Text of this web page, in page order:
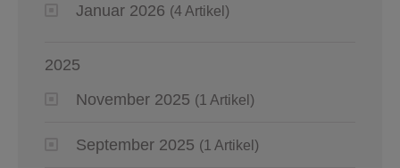
Januar 2026 (4 Artikel)
2025
November 2025 (1 Artikel)
September 2025 (1 Artikel)